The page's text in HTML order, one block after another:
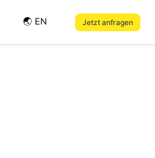
🌏︎ EN Jetzt anfragen